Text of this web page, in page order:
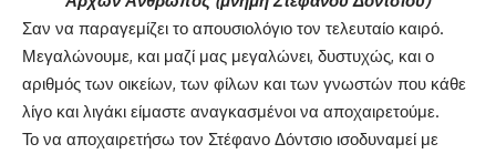
Σαν να παραγεμίζει το απουσιολόγιο τον τελευταίο καιρό.
Μεγαλώνουμε, και μαζί μας μεγαλώνει, δυστυχώς, και ο
αριθμός των οικείων, των φίλων και των γνωστών που κάθε
λίγο και λιγάκι είμαστε αναγκασμένοι να αποχαιρετούμε.
Το να αποχαιρετήσω τον Στέφανο Δόντσιο ισοδυναμεί με